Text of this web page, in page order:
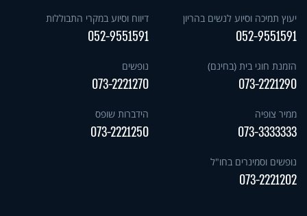
יעוץ תמיכה וסיוע לנשים בהריון
052-9551591
דיווח וסיוע במקרי התבוללות
052-9551591
הזמנת חוגי בית (בחינם)
073-2221290
נופשים
073-2221270
ממיר צופיה
073-3333333
הידברות שופס
073-2221250
נופשים וסמינרים בחו"ל
073-2221202